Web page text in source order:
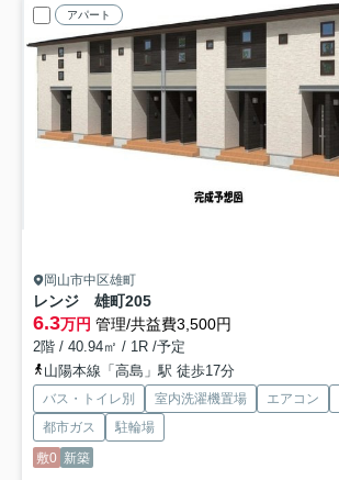
アパート
岡山市中区雄町
レンジ 雄町205
6.3万円 管理/共益費3,500円
2階 / 40.94㎡ / 1R /予定
山陽本線「高島」駅 徒歩17分
バス・トイレ別 室内洗濯機置場 エアコン
都市ガス
駐輪場
敷0 新築